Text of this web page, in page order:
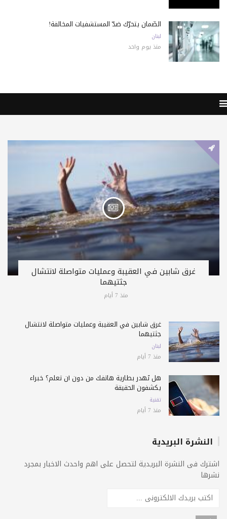
الضّمان يتحرّك ضدّ المستشفيات المخالفة!
لبنان
منذ يوم واحد
غرق شابين في العقيبة وعمليات متواصلة لانتشال
جثتيهما
منذ 7 أيام
غرق شابين في العقيبة وعمليات متواصلة لانتشال
جثتيهما
لبنان
منذ 7 أيام
هل تُهدر بطارية هاتفك من دون أن تعلم؟ خبراء
يكشفون الحقيقة
تقنية
منذ 7 أيام
النشرة البريدية
اشترك فى النشرة البريدية لتحصل على اهم واحدث الاخبار بمجرد
نشرها